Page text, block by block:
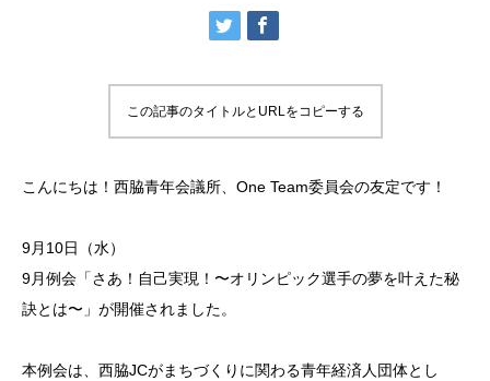
この記事のタイトルとURLをコピーする
こんにちは！西脇青年会議所、One Team委員会の友定です！
9月10日（水）
9月例会「さあ！自己実現！〜オリンピック選手の夢を叶えた秘
訣とは〜」が開催されました。
本例会は、西脇JCがまちづくりに関わる青年経済人団体とし